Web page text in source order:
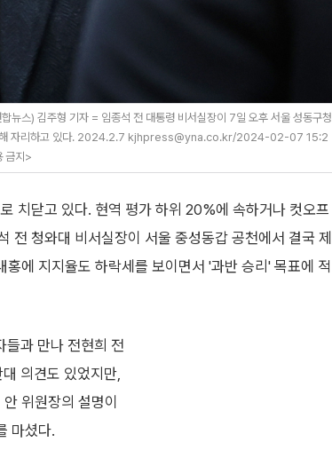
) 김주형 기자 = 임종석 전 대통령 비서실장이 7일 오후 서울 성동구청
석해 자리하고 있다. 2024.2.7 kjhpress@yna.co.kr/2024-02-07 15:2
금지>
치닫고 있다. 현역 평가 하위 20%에 속하거나 컷오프
청와대 비서실장이 서울 중성동갑 공천에서 결국 제
에 지지율도 하락세를 보이면서 '과반 승리' 목표에 적
들과 만나 전현희 전
의견도 있었지만,
위원장의 설명이
마셨다.